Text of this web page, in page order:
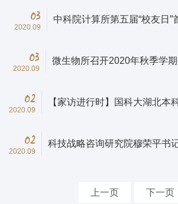
03
2020.09
中科院计算所第五届“校友日”
03
2020.09
微生物所召开2020年秋季学
02
2020.09
【家访进行时】国科大湖北本
02
2020.09
科技战略咨询研究院穆荣平书
上一页 下一页